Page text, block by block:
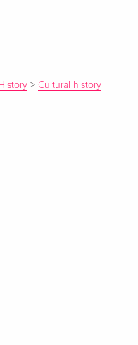
die Catherine
Mit Beiträgen u.a.
Sami Zubaida, Ussama
Benvenisti.
History > Cultural history